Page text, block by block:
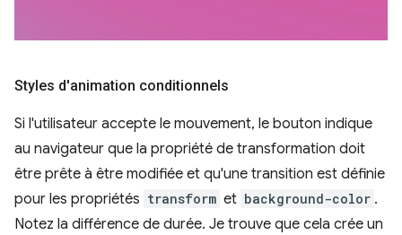
Styles d'animation conditionnels
Si l'utilisateur accepte le mouvement, le bouton indique
au navigateur que la propriété de transformation doit
être prête à être modifiée et qu'une transition est définie
pour les propriétés transform et background-color .
Notez la différence de durée. Je trouve que cela crée un